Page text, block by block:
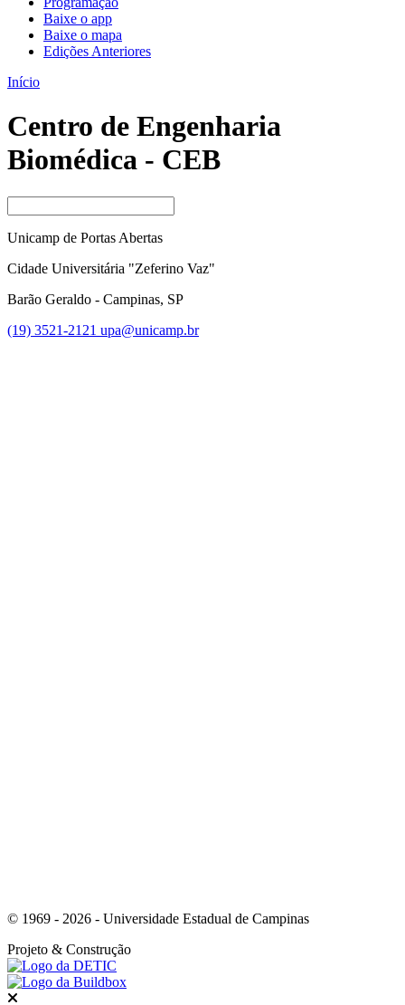
Baixe o app
Baixe o mapa
Edições Anteriores
Início
Centro de Engenharia
Biomédica - CEB
Unicamp de Portas Abertas
Cidade Universitária "Zeferino Vaz"
Barão Geraldo - Campinas, SP
(19) 3521-2121 upa@unicamp.br
© 1969 - 2026 - Universidade Estadual de Campinas
Projeto & Construção